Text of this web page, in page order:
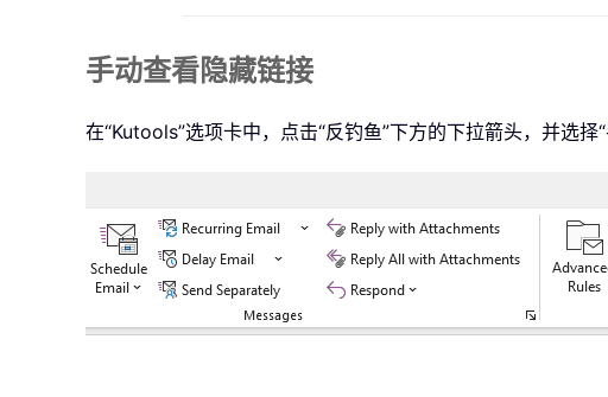
手动查看隐藏链接
在“Kutools”选项卡中，点击“反钓鱼”下方的下拉箭头，并选择“